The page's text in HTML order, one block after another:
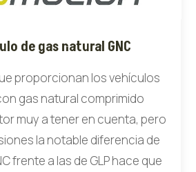
de gas natural GNC
proporcionan los vehículos
gas natural comprimido
muy a tener en cuenta, pero
la notable diferencia de
frente a las de GLP hace que